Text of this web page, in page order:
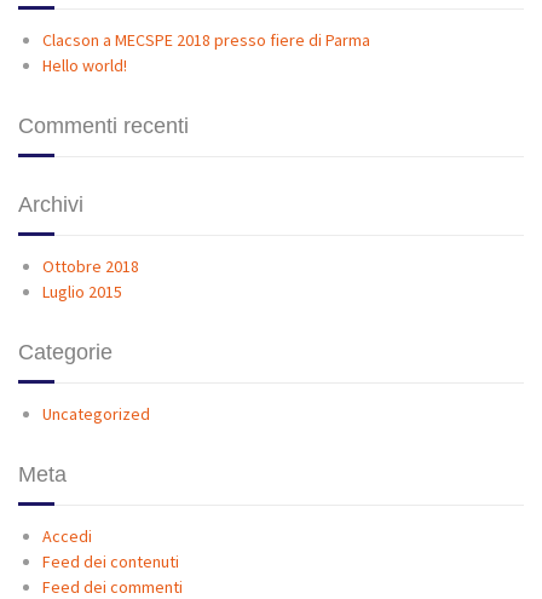
Clacson a MECSPE 2018 presso fiere di Parma
Hello world!
Commenti recenti
Archivi
Ottobre 2018
Luglio 2015
Categorie
Uncategorized
Meta
Accedi
Feed dei contenuti
Feed dei commenti